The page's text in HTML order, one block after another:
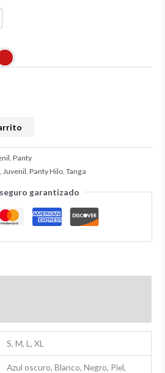
,Panty
,Juvenil,Panty Hilo,Tanga
garantizado
S, M, L, XL
Azul oscuro, Blanco, Negro, Piel,